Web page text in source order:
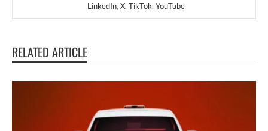
LinkedIn, X, TikTok, YouTube
RELATED ARTICLE